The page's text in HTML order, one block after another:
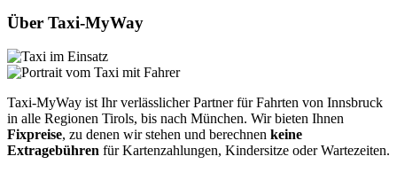
Über Taxi-MyWay
Taxi-MyWay ist Ihr verlässlicher Partner für Fahrten von Innsbruck
in alle Regionen Tirols, bis nach München. Wir bieten Ihnen
Fixpreise, zu denen wir stehen und berechnen keine
Extragebühren für Kartenzahlungen, Kindersitze oder Wartezeiten.